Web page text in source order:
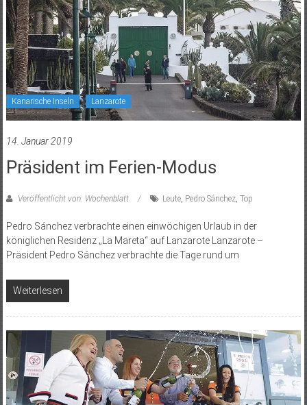
Kanarische Inseln Lanzarote
14. Januar 2019
Präsident im Ferien-Modus
Veröffentlicht von: Wochenblatt Leute, Pedro Sánchez, Top
Pedro Sánchez verbrachte einen einwöchigen Urlaub in der
königlichen Residenz „La Mareta“ auf Lanzarote Lanzarote –
Präsident Pedro Sánchez verbrachte die Tage rund um
Weiterlesen